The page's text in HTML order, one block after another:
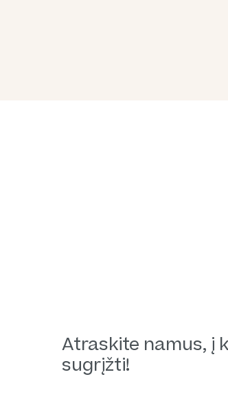
Atraskite namus, į
sugrįžti!